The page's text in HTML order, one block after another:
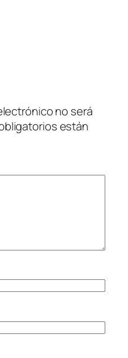
no será
están